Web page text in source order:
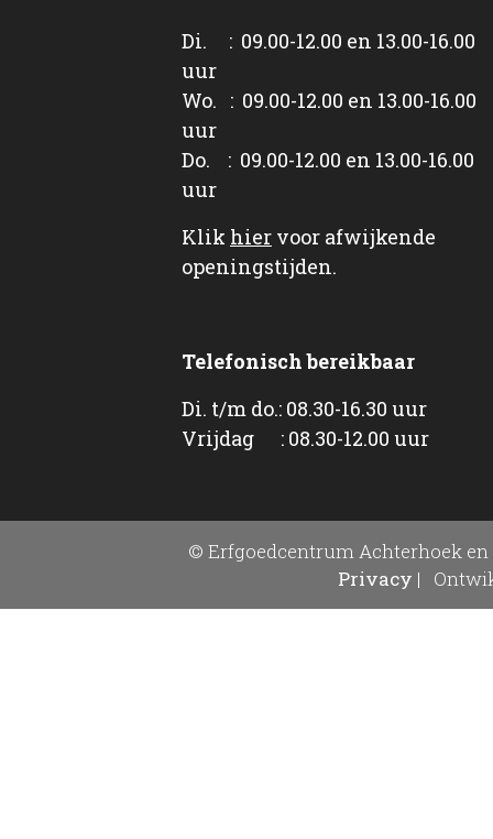
Di. : 09.00-12.00 en 13.00-16.00
uur
Wo. : 09.00-12.00 en 13.00-16.00
uur
Do. : 09.00-12.00 en 13.00-16.00
uur
Klik hier voor afwijkende
openingstijden.
Telefonisch bereikbaar
Di. t/m do.: 08.30-16.30 uur
Vrijdag : 08.30-12.00 uur
© Erfgoedcentrum Achterhoek en
Privacy |